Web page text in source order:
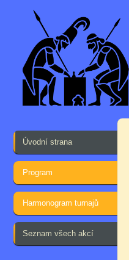
Úvodní strana
Program
Harmonogram turnajů
Seznam všech akcí